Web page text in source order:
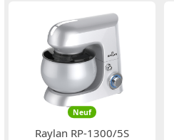
Neuf
Raylan RP-1300/5S